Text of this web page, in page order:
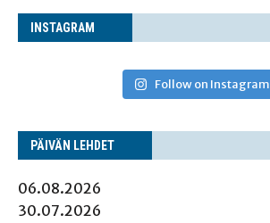
INS­TA­GRAM
Follow on Instagram
PÄI­VÄN LEHDET
06.08.2026
30.07.2026